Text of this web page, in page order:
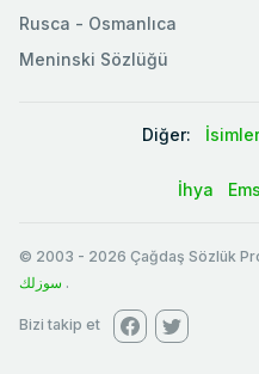
Rusca - Osmanlıca
Meninski Sözlüğü
Diğer: İsimler
İhya
© 2003 - 2026 Çağdaş Sözlük
سوزلك .
Bizi takip et